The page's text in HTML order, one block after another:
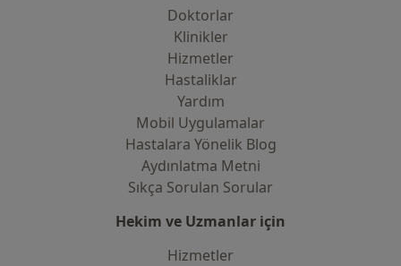
Doktorlar
Klinikler
Hizmetler
Hastaliklar
Yardım
Mobil Uygulamalar
Hastalara Yönelik Blog
Aydınlatma Metni
Sıkça Sorulan Sorular
Hekim ve Uzmanlar için
Hizmetler